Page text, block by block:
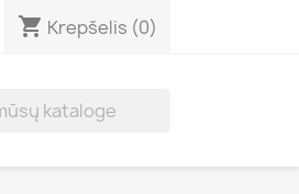
shopping_cart Krepšelis (0)